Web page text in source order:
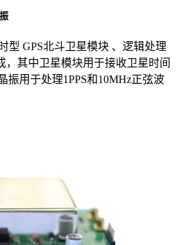
型 GPS北斗卫星模块 、逻辑处理
，其中卫星模块用于接收卫星时间
振用于处理1PPS和10MHz正弦波